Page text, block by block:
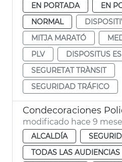
EN PORTADA
EN
NORMAL
MITJA MARATÓ
PLV
DISPOSITUS
SEGURETAT TRÀNSIT
SEGURIDAD TRÁFICO
modificado hace 9
ALCALDÍA
TODAS LAS AUDIENCIAS